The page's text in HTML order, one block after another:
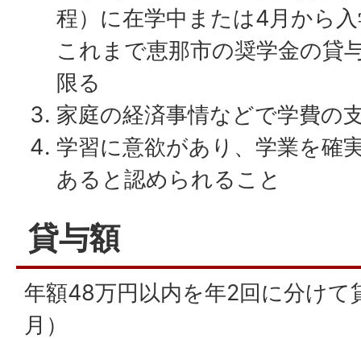
程）に在学中または4月から
これまで恵那市の奨学金の貸
限る
家庭の経済事情などで学費の
学習に意欲があり、学業を確
あると認められること
貸与額
年額48万円以内を年2回に分けて
月）